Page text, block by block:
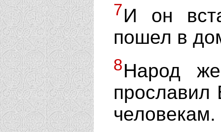
7И он
пошел в
8Народ
прославил
человекам.